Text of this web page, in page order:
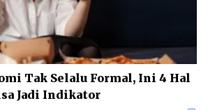
Tak Selalu Formal, Ini 4 Hal
Jadi Indikator